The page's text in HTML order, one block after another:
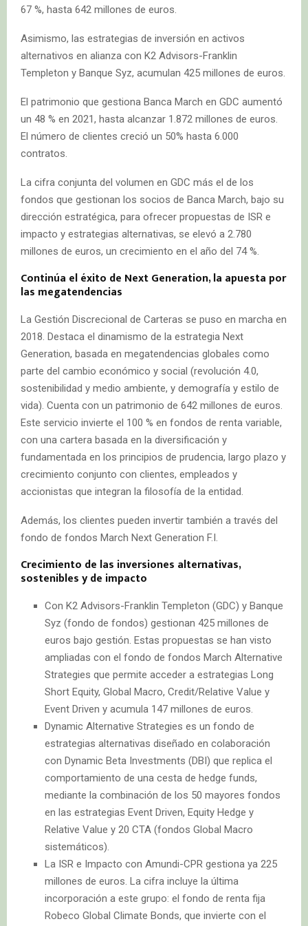
67 %, hasta 642 millones de euros.
Asimismo, las estrategias de inversión en activos
alternativos en alianza con K2 Advisors-Franklin
Templeton y Banque Syz, acumulan 425 millones de euros.
El patrimonio que gestiona Banca March en GDC aumentó
un 48 % en 2021, hasta alcanzar 1.872 millones de euros.
El número de clientes creció un 50% hasta 6.000
contratos.
La cifra conjunta del volumen en GDC más el de los
fondos que gestionan los socios de Banca March, bajo su
dirección estratégica, para ofrecer propuestas de ISR e
impacto y estrategias alternativas, se elevó a 2.780
millones de euros, un crecimiento en el año del 74 %.
Continúa el éxito de Next Generation, la apuesta por
las megatendencias
La Gestión Discrecional de Carteras se puso en marcha en
2018. Destaca el dinamismo de la estrategia Next
Generation, basada en megatendencias globales como
parte del cambio económico y social (revolución 4.0,
sostenibilidad y medio ambiente, y demografía y estilo de
vida). Cuenta con un patrimonio de 642 millones de euros.
Este servicio invierte el 100 % en fondos de renta variable,
con una cartera basada en la diversificación y
fundamentada en los principios de prudencia, largo plazo y
crecimiento conjunto con clientes, empleados y
accionistas que integran la filosofía de la entidad.
Además, los clientes pueden invertir también a través del
fondo de fondos March Next Generation F.I.
Crecimiento de las inversiones alternativas,
sostenibles y de impacto
Con K2 Advisors-Franklin Templeton (GDC) y Banque
Syz (fondo de fondos) gestionan 425 millones de
euros bajo gestión. Estas propuestas se han visto
ampliadas con el fondo de fondos March Alternative
Strategies que permite acceder a estrategias Long
Short Equity, Global Macro, Credit/Relative Value y
Event Driven y acumula 147 millones de euros.
Dynamic Alternative Strategies es un fondo de
estrategias alternativas diseñado en colaboración
con Dynamic Beta Investments (DBI) que replica el
comportamiento de una cesta de hedge funds,
mediante la combinación de los 50 mayores fondos
en las estrategias Event Driven, Equity Hedge y
Relative Value y 20 CTA (fondos Global Macro
sistemáticos).
La ISR e Impacto con Amundi-CPR gestiona ya 225
millones de euros. La cifra incluye la última
incorporación a este grupo: el fondo de renta fija
Robeco Global Climate Bonds, que invierte con el